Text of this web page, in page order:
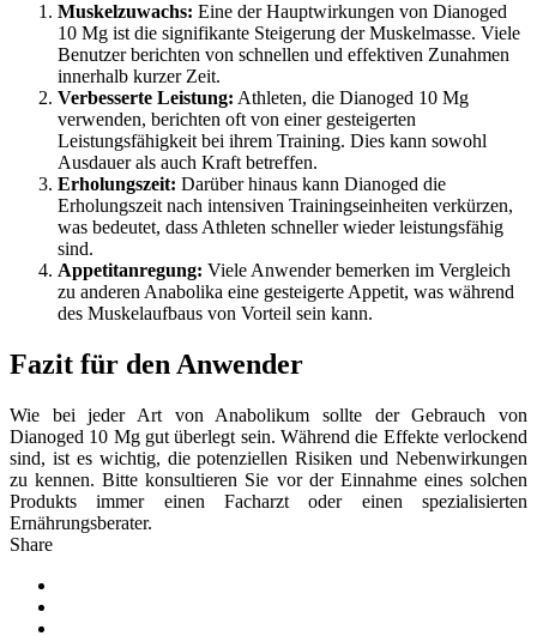
Muskelzuwachs: Eine der Hauptwirkungen von Dianoged
10 Mg ist die signifikante Steigerung der Muskelmasse. Viele
Benutzer berichten von schnellen und effektiven Zunahmen
innerhalb kurzer Zeit.
Verbesserte Leistung: Athleten, die Dianoged 10 Mg
verwenden, berichten oft von einer gesteigerten
Leistungsfähigkeit bei ihrem Training. Dies kann sowohl
Ausdauer als auch Kraft betreffen.
Erholungszeit: Darüber hinaus kann Dianoged die
Erholungszeit nach intensiven Trainingseinheiten verkürzen,
was bedeutet, dass Athleten schneller wieder leistungsfähig
sind.
Appetitanregung: Viele Anwender bemerken im Vergleich
zu anderen Anabolika eine gesteigerte Appetit, was während
des Muskelaufbaus von Vorteil sein kann.
Fazit für den Anwender
Wie bei jeder Art von Anabolikum sollte der Gebrauch von
Dianoged 10 Mg gut überlegt sein. Während die Effekte verlockend
sind, ist es wichtig, die potenziellen Risiken und Nebenwirkungen
zu kennen. Bitte konsultieren Sie vor der Einnahme eines solchen
Produkts immer einen Facharzt oder einen spezialisierten
Ernährungsberater.
Share